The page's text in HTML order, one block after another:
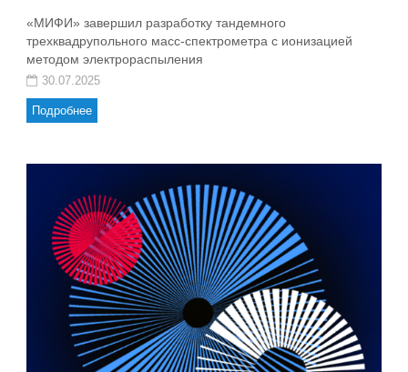
«МИФИ» завершил разработку тандемного
трехквадрупольного масс-спектрометра с ионизацией
методом электрораспыления
30.07.2025
Подробнее